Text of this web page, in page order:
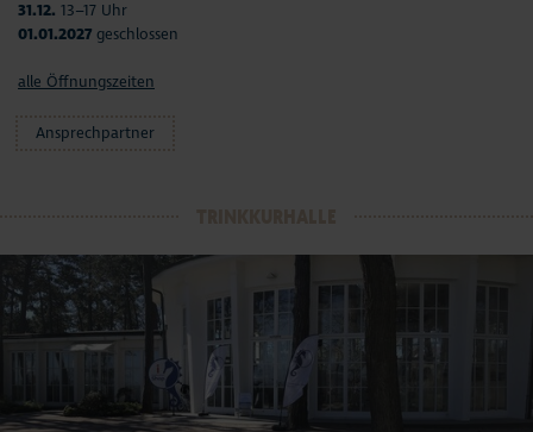
31.12. 13–17 Uhr
01.01.2027 geschlossen
alle Öffnungszeiten
Ansprechpartner